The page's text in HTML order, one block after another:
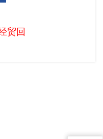
贸回暖，四大美国头